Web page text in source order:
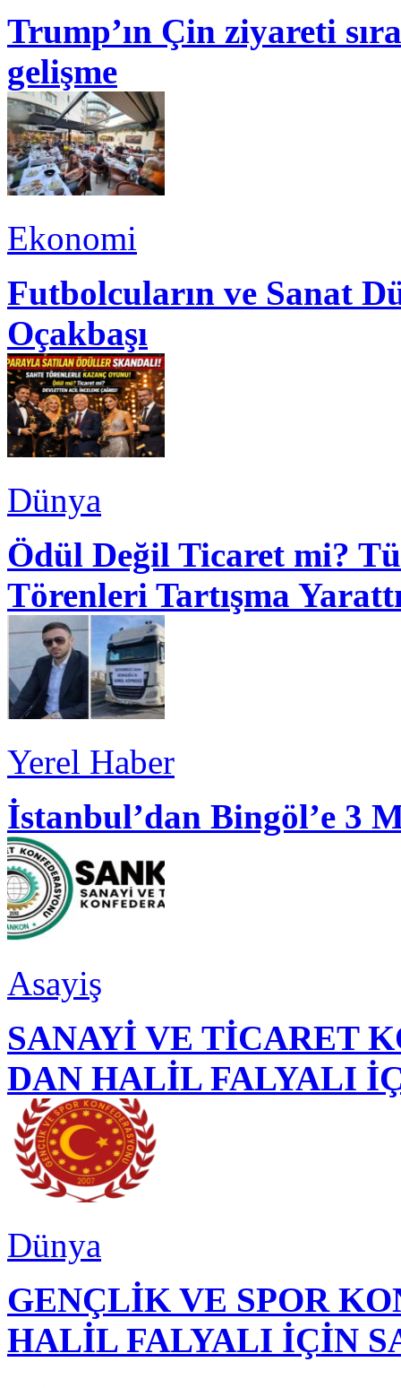
Trump’ın Çin ziyareti
gelişme
Ekonomi
Futbolcuların ve Sanat
Oçakbaşı
Dünya
Ödül Değil Ticaret mi?
Törenleri Tartışma
Yerel Haber
İstanbul’dan Bingöl’e 3
Asayiş
SANAYİ VE TİCARET
DAN HALİL FALYALI
Dünya
GENÇLİK VE SPOR
HALİL FALYALI İÇİN